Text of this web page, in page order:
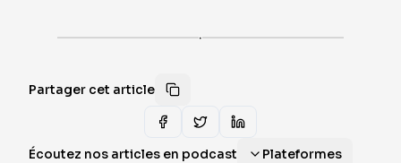
·
Partager cet article
Écoutez nos articles en podcast Plateformes